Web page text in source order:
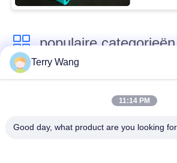
populaire categorieën
snak
het
Terry Wang
11:14 PM
Good day, what product are you looking